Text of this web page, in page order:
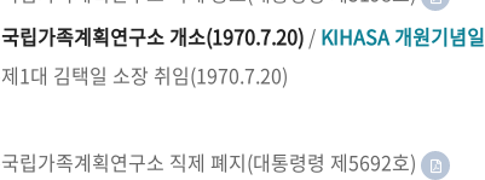
국립가족계획연구소 개소(1970.7.20) / KIHASA 개원기념일
제1대 김택일 소장 취임(1970.7.20)
국립가족계획연구소 직제 폐지(대통령령 제5692호)